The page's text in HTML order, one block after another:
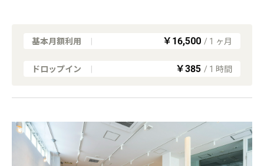
基本月額利用 ￥16,500 / 1 ヶ月
ドロップイン ￥385 / 1 時間